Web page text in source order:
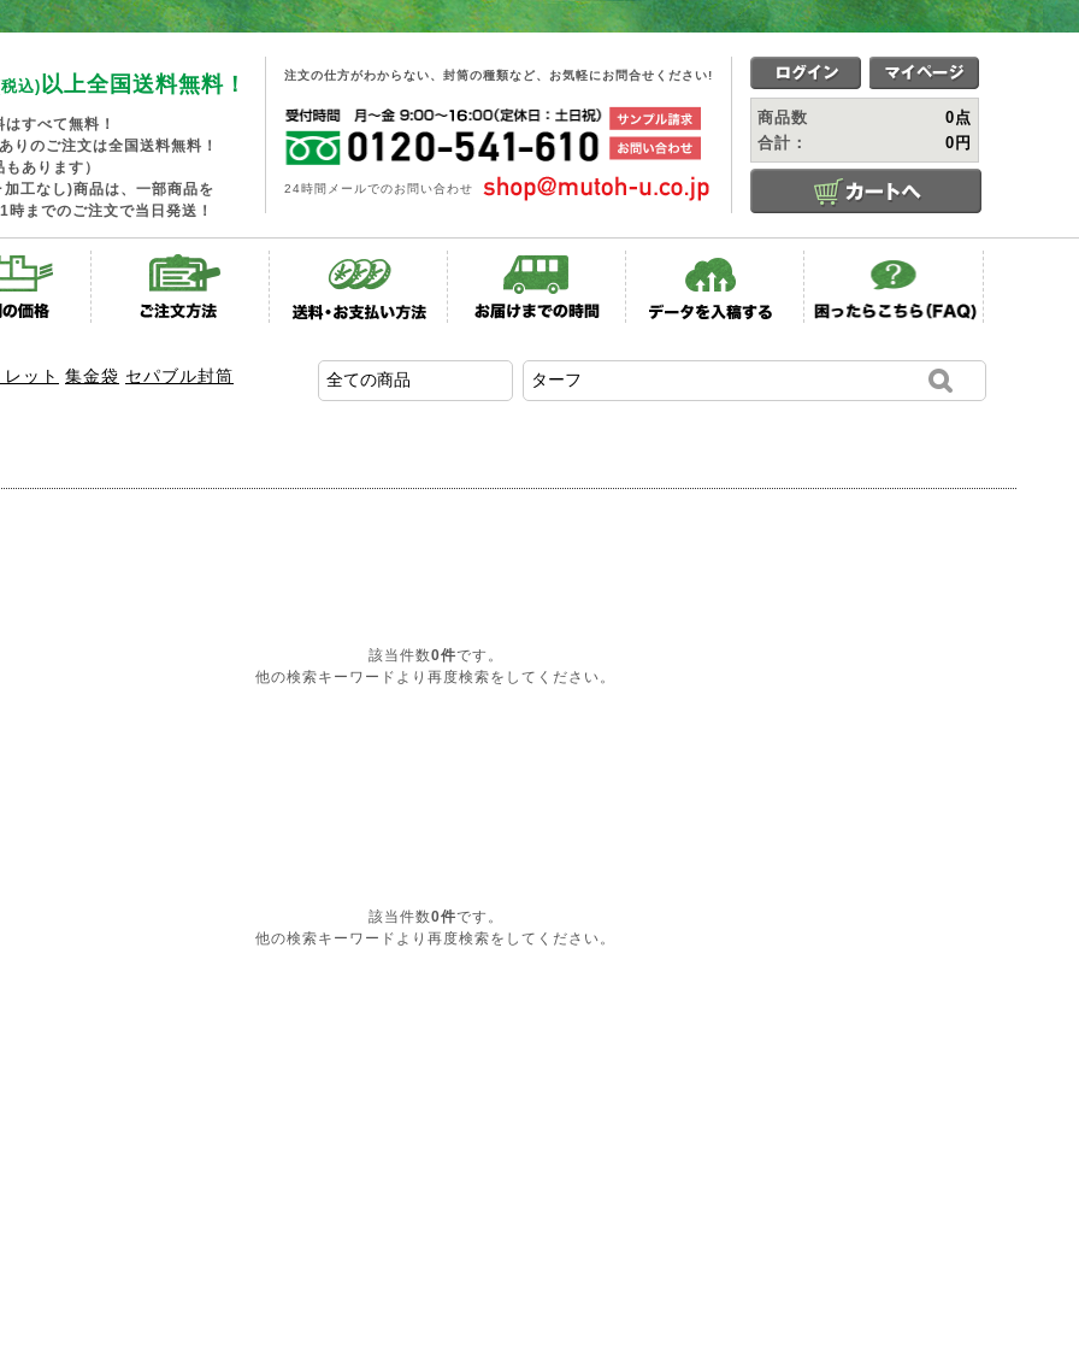
込)以上全国送料無料！
すべて無料！
りのご注文は全国送料無料！
あります）
工なし)商品は、一部商品を
までのご注文で当日発送！
注文の仕方がわからない、封筒の種類など、お気軽にお問合せください!
24時間メールでのお問い合わせ
商品数
0点
合計：
0円
ット 集金袋 セパブル封筒
該当件数0件です。
他の検索キーワードより再度検索をしてください。
該当件数0件です。
他の検索キーワードより再度検索をしてください。